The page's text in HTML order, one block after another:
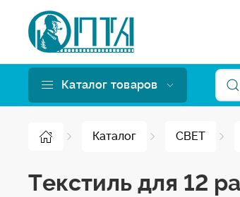
Каталог товаров
Каталог СВЕТ
Текстиль для 12